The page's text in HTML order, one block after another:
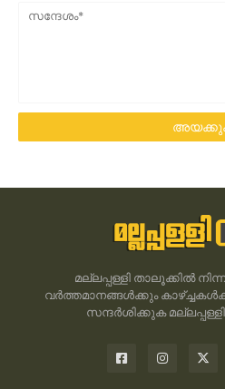
മല്ലപ്പള്ളി താലൂക്കിൽ
വർത്തമാനങ്ങൾക്കും
സന്ദർശിക്കുക